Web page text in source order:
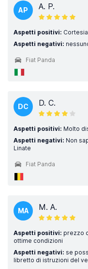
AP A. P.
Aspetti positivi:
Aspetti negativi:
Fiat Panda
DC D. C.
Aspetti positivi: Molto
Aspetti negativi: Non
Linate
Fiat Panda
MA M. A.
Aspetti positivi: prezzo
ottime condizioni
Aspetti negativi: se
libretto di istruzioni del